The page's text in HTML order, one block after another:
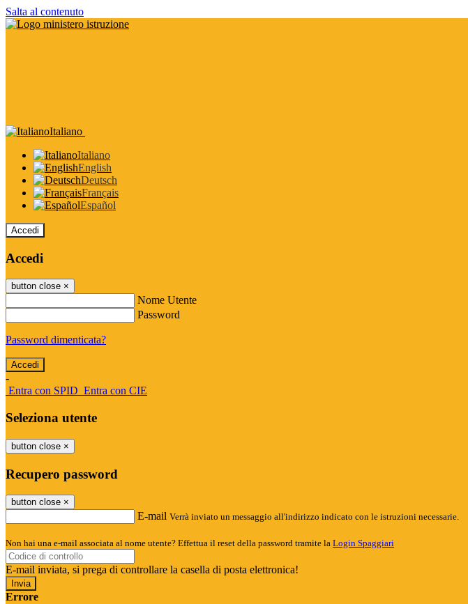
Salta al contenuto
Italiano
Italiano
English
Deutsch
Français
Español
Accedi
Accedi
button close ×
Nome Utente
Password
Password dimenticata?
-
Entra con SPID Entra con CIE
Seleziona utente
button close ×
Recupero password
button close ×
E-mail Verrà inviato un messaggio all'indirizzo indicato con le istruzioni necessarie.
Non hai una e-mail associata al nome utente? Effettua il reset della password tramite la Login Spaggiari
E-mail inviata, si prega di controllare la casella di posta elettronica!
Errore